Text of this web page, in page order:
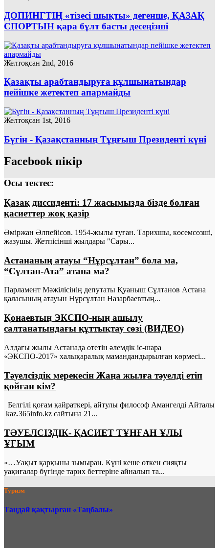
ДОПИНГТІҢ «тізесі шықты» дегенше, ҚАЗАҚ
СПОРТЫН қара бұлт басты десеңізші
Желтоқсан 2nd, 2016
Қазақты арабтандыруға құлшынатындар
пейiшке жетектеп апармайды
Желтоқсан 1st, 2016
Бүгін - Қазақстанның Тұңғыш Президенті күні
Facebook пікір
Осы тектес:
Қазақ диссиденті: 17 жасымызда бізде болған
қасиеттер жоқ қазір
Әміржан Әлпейісов. 1954-жылы туған. Тарихшы, көсемсөзші,
жазушы. Жетпісінші жылдары "Сары...
Астананың атауы “Нұрсұлтан” бола ма,
“Сұлтан-Ата” атана ма?
Парламент Мәжілісінің депутаты Қуаныш Сұлтанов Астана
қаласының атауын Нұрсұлтан Назарбаевтың...
Қонаевтың ЭКСПО-ның ашылу
салтанатындағы құттықтау сөзі (ВИДЕО)
Алдағы жылы Астанада өтетін әлемдік іс-шара
«ЭКСПО-2017» халықаралық мамандандырылған көрмесі...
Тәуелсіздік мерекесін Жаңа жылға тәуелді етіп
қойған кім?
Белгілі қоғам қайраткері, айтулы философ Амангелді Айталы
kaz.365info.kz сайтына 21...
ТӘУЕЛСІЗДІК- ҚАСИЕТ ТҰНҒАН ҰЛЫ
ҰҒЫМ
«…Уақыт қарқыны зымыран. Күні кеше өткен сияқты
уақиғалар бүгінде тарих беттеріне айналып та...
Туризм
Таңдай қақтырған «Таңбалы»